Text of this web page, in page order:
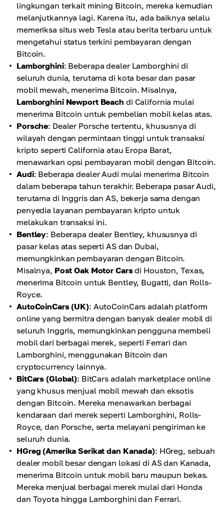
lingkungan terkait mining Bitcoin, mereka kemudian
melanjutkannya lagi. Karena itu, ada baiknya selalu
memeriksa situs web Tesla atau berita terbaru untuk
mengetahui status terkini pembayaran dengan
Bitcoin.
Lamborghini: Beberapa dealer Lamborghini di
seluruh dunia, terutama di kota besar dan pasar
mobil mewah, menerima Bitcoin. Misalnya,
Lamborghini Newport Beach di California mulai
menerima Bitcoin untuk pembelian mobil kelas atas.
Porsche: Dealer Porsche tertentu, khususnya di
wilayah dengan permintaan tinggi untuk transaksi
kripto seperti California atau Eropa Barat,
menawarkan opsi pembayaran mobil dengan Bitcoin.
Audi: Beberapa dealer Audi mulai menerima Bitcoin
dalam beberapa tahun terakhir. Beberapa pasar Audi,
terutama di Inggris dan AS, bekerja sama dengan
penyedia layanan pembayaran kripto untuk
melakukan transaksi ini.
Bentley: Beberapa dealer Bentley, khususnya di
pasar kelas atas seperti AS dan Dubai,
memungkinkan pembayaran dengan Bitcoin.
Misalnya, Post Oak Motor Carsdi Houston, Texas,
menerima Bitcoin untuk Bentley, Bugatti, dan Rolls-
Royce.
AutoCoinCars (UK): AutoCoinCars adalah platform
online yang bermitra dengan banyak dealer mobil di
seluruh Inggris, memungkinkan pengguna membeli
mobil dari berbagai merek, seperti Ferrari dan
Lamborghini, menggunakan Bitcoin dan
cryptocurrency lainnya.
BitCars (Global): BitCars adalah marketplace online
yang khusus menjual mobil mewah dan eksotis
dengan Bitcoin. Mereka menawarkan berbagai
kendaraan dari merek seperti Lamborghini, Rolls-
Royce, dan Porsche, serta melayani pengiriman ke
seluruh dunia.
HGreg (Amerika Serikat dan Kanada): HGreg, sebuah
dealer mobil besar dengan lokasi di AS dan Kanada,
menerima Bitcoin untuk mobil baru maupun bekas.
Mereka menjual berbagai merek mulai dari Honda
dan Toyota hingga Lamborghini dan Ferrari.